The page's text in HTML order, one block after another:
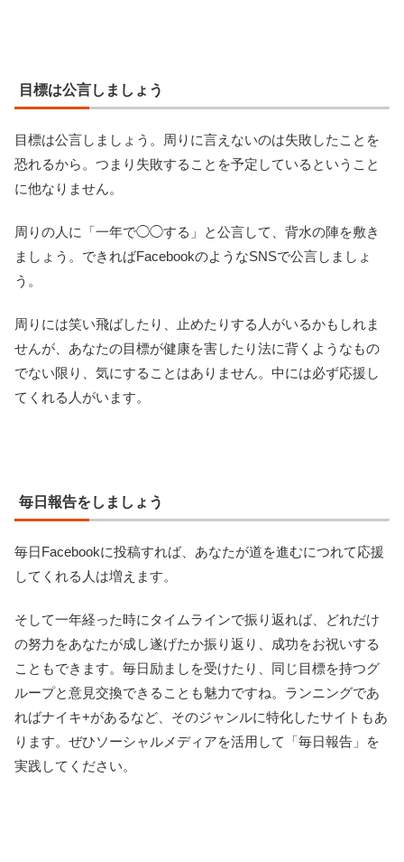
目標は公言しましょう
目標は公言しましょう。周りに言えないのは失敗したことを
恐れるから。つまり失敗することを予定しているということ
に他なりません。
周りの人に「一年で◯◯する」と公言して、背水の陣を敷き
ましょう。できればFacebookのようなSNSで公言しましょ
う。
周りには笑い飛ばしたり、止めたりする人がいるかもしれま
せんが、あなたの目標が健康を害したり法に背くようなもの
でない限り、気にすることはありません。中には必ず応援し
てくれる人がいます。
毎日報告をしましょう
毎日Facebookに投稿すれば、あなたが道を進むにつれて応援
してくれる人は増えます。
そして一年経った時にタイムラインで振り返れば、どれだけ
の努力をあなたが成し遂げたか振り返り、成功をお祝いする
こともできます。毎日励ましを受けたり、同じ目標を持つグ
ループと意見交換できることも魅力ですね。ランニングであ
ればナイキ+があるなど、そのジャンルに特化したサイトもあ
ります。ぜひソーシャルメディアを活用して「毎日報告」を
実践してください。